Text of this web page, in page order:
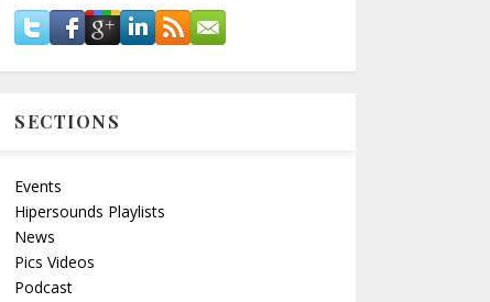
SECTIONS
Events
Hipersounds Playlists
News
Pics Videos
Podcast